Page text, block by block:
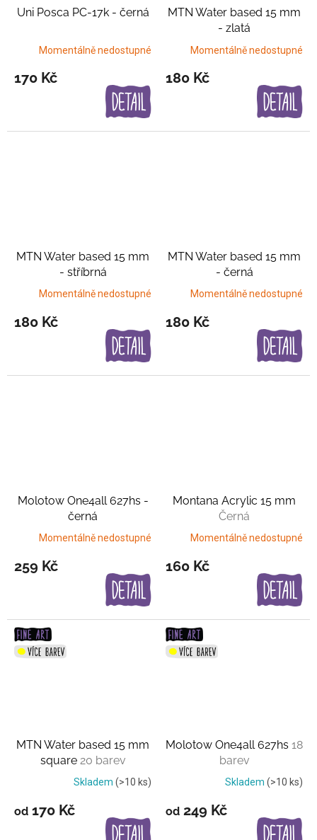
Uni Posca PC-17k - černá
Momentálně nedostupné
170 Kč
MTN Water based 15 mm
- zlatá
Momentálně nedostupné
180 Kč
MTN Water based 15 mm
- stříbrná
Momentálně nedostupné
180 Kč
MTN Water based 15 mm
- černá
Momentálně nedostupné
180 Kč
Molotow One4all 627hs -
černá
Momentálně nedostupné
259 Kč
Montana Acrylic 15 mm
Černá
Momentálně nedostupné
160 Kč
MTN Water based 15 mm
square 20 barev
Skladem (>10 ks)
od 170 Kč
Molotow One4all 627hs 18
barev
Skladem (>10 ks)
od 249 Kč